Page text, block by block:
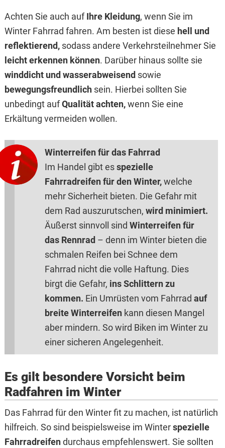
Achten Sie auch aufIhre Kleidung, wenn Sie im
Winter Fahrrad fahren. Am besten ist diese hell und
reflektierend,sodass andere Verkehrsteilnehmer Sie
leicht erkennen können. Darüber hinaus sollte sie
winddicht und wasserabweisend sowie
bewegungsfreundlichsein. Hierbei sollten Sie
unbedingt aufQualität achten,wenn Sie eine
Erkältung vermeiden wollen.
Winterreifen für das Fahrrad
Im Handel gibt esspezielle
Fahrradreifen für den Winter,welche
mehr Sicherheit bieten. Die Gefahr mit
dem Rad auszurutschen, wird minimiert.
Äußerst sinnvoll sind Winterreifen für
das Rennrad – denn im Winter bieten die
schmalen Reifen bei Schnee dem
Fahrrad nicht die volle Haftung. Dies
birgt die Gefahr, ins Schlittern zu
kommen. Ein Umrüsten vom Fahrrad auf
breite Winterreifen kann diesen Mangel
aber mindern. So wird Biken im Winter zu
einer sicheren Angelegenheit.
Es gilt besondere Vorsicht beim
Radfahren im Winter
Das Fahrrad für den Winter fit zu machen, ist natürlich
hilfreich. So sind beispielsweise im Winterspezielle
Fahrradreifendurchaus empfehlenswert. Sie sollten